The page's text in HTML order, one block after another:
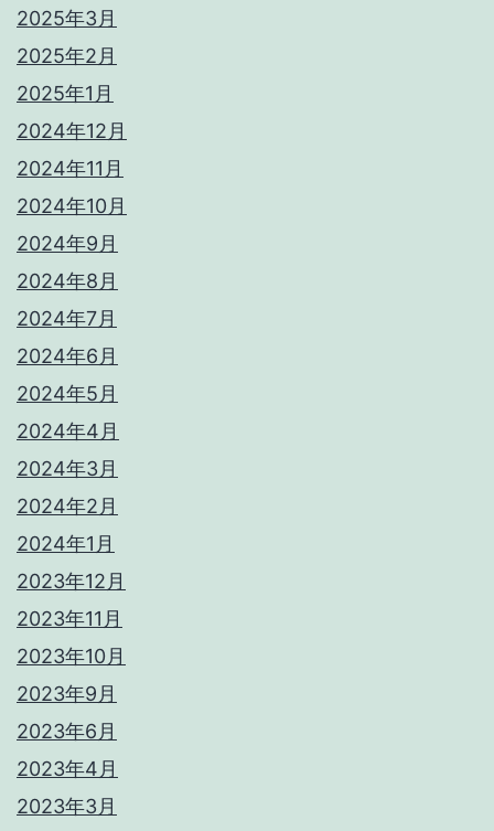
2025年3月
2025年2月
2025年1月
2024年12月
2024年11月
2024年10月
2024年9月
2024年8月
2024年7月
2024年6月
2024年5月
2024年4月
2024年3月
2024年2月
2024年1月
2023年12月
2023年11月
2023年10月
2023年9月
2023年6月
2023年4月
2023年3月